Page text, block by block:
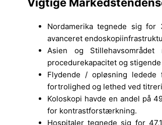
Nordamerika tegnede sig
avanceret
Asien og
procedurekapacitet og
Flydende / opløsning ledede
fortrolighed og lethed ved
Koloskopi havde en andel på
for kontrastforstærkning.
Hospitaler tegnede sig for